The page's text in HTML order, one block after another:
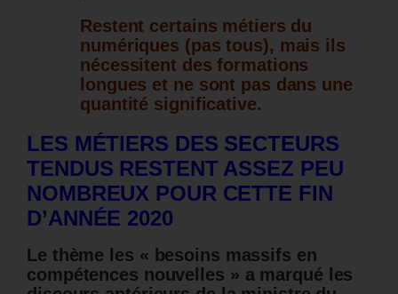
Restent certains métiers du
numériques (pas tous), mais ils
nécessitent des formations
longues et ne sont pas dans une
quantité significative.
LES MÉTIERS DES SECTEURS
TENDUS RESTENT ASSEZ PEU
NOMBREUX POUR CETTE FIN
D’ANNÉE 2020
Le thème les « besoins massifs en
compétences nouvelles » a marqué les